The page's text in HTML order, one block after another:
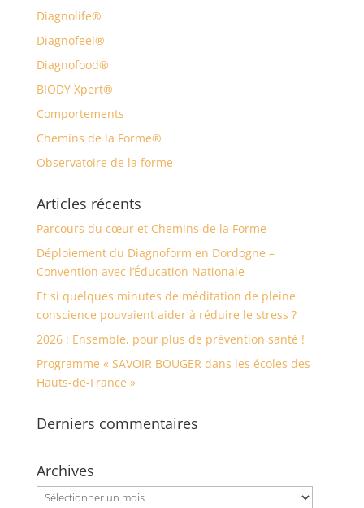
Diagnolife®
Diagnofeel®
Diagnofood®
BIODY Xpert®
Comportements
Chemins de la Forme®
Observatoire de la forme
Articles récents
Parcours du cœur et Chemins de la Forme
Déploiement du Diagnoform en Dordogne –
Convention avec l’Éducation Nationale
Et si quelques minutes de méditation de pleine
conscience pouvaient aider à réduire le stress ?
2026 : Ensemble, pour plus de prévention santé !
Programme « SAVOIR BOUGER dans les écoles des
Hauts-de-France »
Derniers commentaires
Archives
Archives